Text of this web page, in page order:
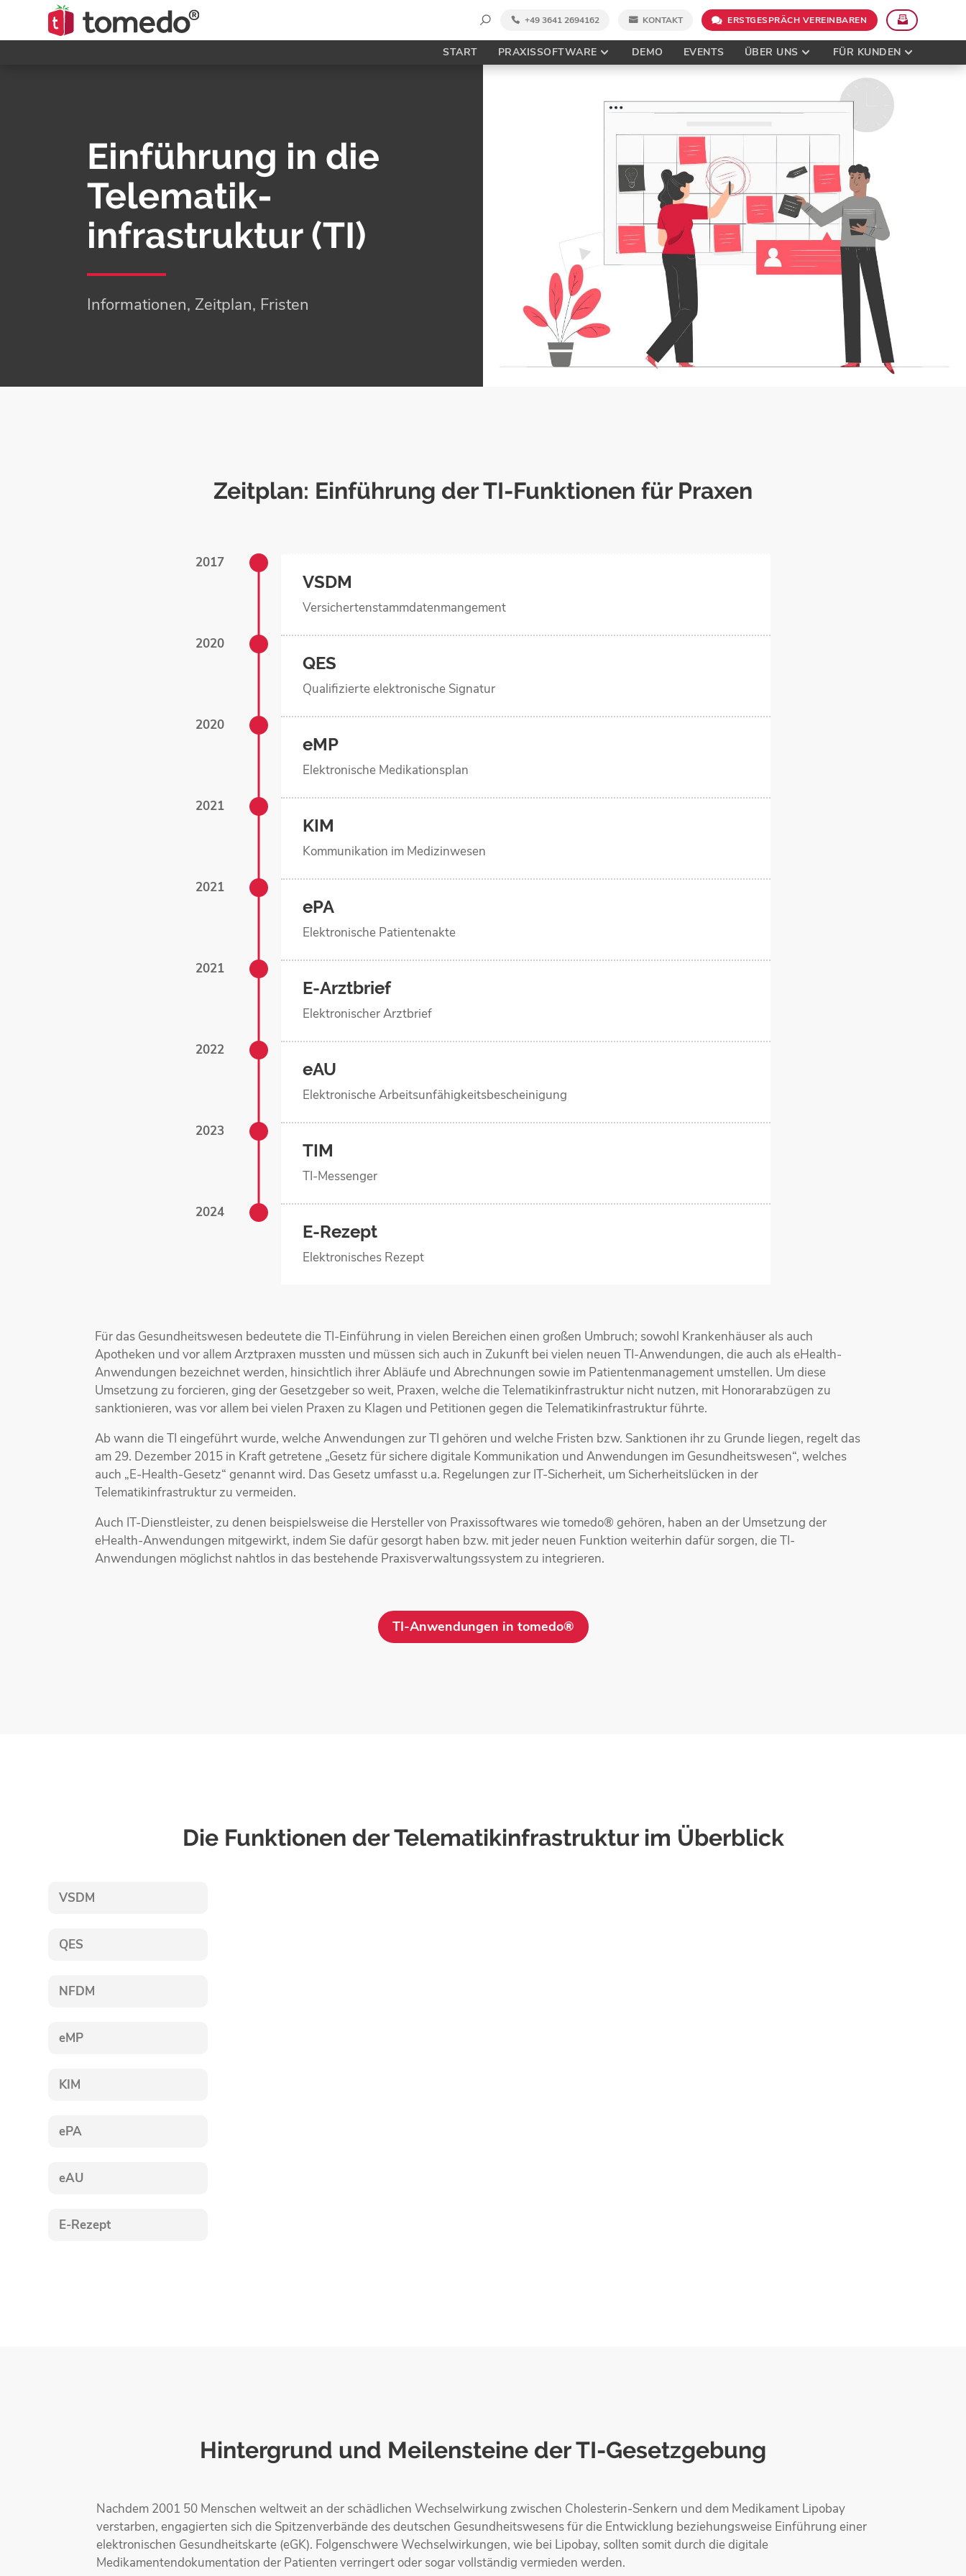
Suche
nach:
+49 3641 2694162 KONTAKT ERSTGESPRÄCH VEREINBAREN
START PRAXISSOFTWARE DEMO EVENTS ÜBER UNS FÜR KUNDEN
Einführung in die
Telematik­
infrastruktur (TI)
Informationen, Zeitplan, Fristen
Zeitplan: Einführung der TI-Funktionen für Praxen
2017
VSDM
Versicherten­stammdaten­mangement
2020
QES
Qualifizierte elektronische Signatur
2020
eMP
Elektronische Medikationsplan
2021
KIM
Kommunikation im Medizinwesen
2021
ePA
Elektronische Patientenakte
2021
E-Arztbrief
Elektronischer Arztbrief
2022
eAU
Elektronische Arbeits­unfähigkeits­bescheinigung
2023
TIM
TI-Messenger
2024
E-Rezept
Elektronisches Rezept
Für das Gesundheitswesen bedeutete die TI-Einführung in vielen Bereichen einen großen Umbruch; sowohl Krankenhäuser als auch
Apotheken und vor allem Arztpraxen mussten und müssen sich auch in Zukunft bei vielen neuen TI-Anwendungen, die auch als eHealth-
Anwendungen bezeichnet werden, hinsichtlich ihrer Abläufe und Abrechnungen sowie im Patientenmanagement umstellen. Um diese
Umsetzung zu forcieren, ging der Gesetzgeber so weit, Praxen, welche die Telematikinfrastruktur nicht nutzen, mit Honorarabzügen zu
sanktionieren, was vor allem bei vielen Praxen zu Klagen und Petitionen gegen die Telematikinfrastruktur führte.
Ab wann die TI eingeführt wurde, welche Anwendungen zur TI gehören und welche Fristen bzw. Sanktionen ihr zu Grunde liegen, regelt das
am 29. Dezember 2015 in Kraft getretene „Gesetz für sichere digitale Kommunikation und Anwendungen im Gesundheitswesen“, welches
auch „E-Health-Gesetz“ genannt wird. Das Gesetz umfasst u.a. Regelungen zur IT-Sicherheit, um Sicherheitslücken in der
Telematikinfrastruktur zu vermeiden.
Auch IT-Dienstleister, zu denen beispielsweise die Hersteller von Praxissoftwares wie tomedo® gehören, haben an der Umsetzung der
eHealth-Anwendungen mitgewirkt, indem Sie dafür gesorgt haben bzw. mit jeder neuen Funktion weiterhin dafür sorgen, die TI-
Anwendungen möglichst nahtlos in das bestehende Praxisverwaltungssystem zu integrieren.
TI-Anwendungen in tomedo®
Die Funktionen der Telematik­infrastruktur im Überblick
VSDM
QES
NFDM
eMP
KIM
ePA
eAU
E-Rezept
Hintergrund und Meilensteine der TI-Gesetzgebung
Nachdem 2001 50 Menschen weltweit an der schädlichen Wechselwirkung zwischen Cholesterin-Senkern und dem Medikament Lipobay
verstarben, engagierten sich die Spitzenverbände des deutschen Gesundheitswesens für die Entwicklung beziehungsweise Einführung einer
elektronischen Gesundheitskarte (eGK). Folgenschwere Wechselwirkungen, wie bei Lipobay, sollten somit durch die digitale
Medikamentendokumentation der Patienten verringert oder sogar vollständig vermieden werden.